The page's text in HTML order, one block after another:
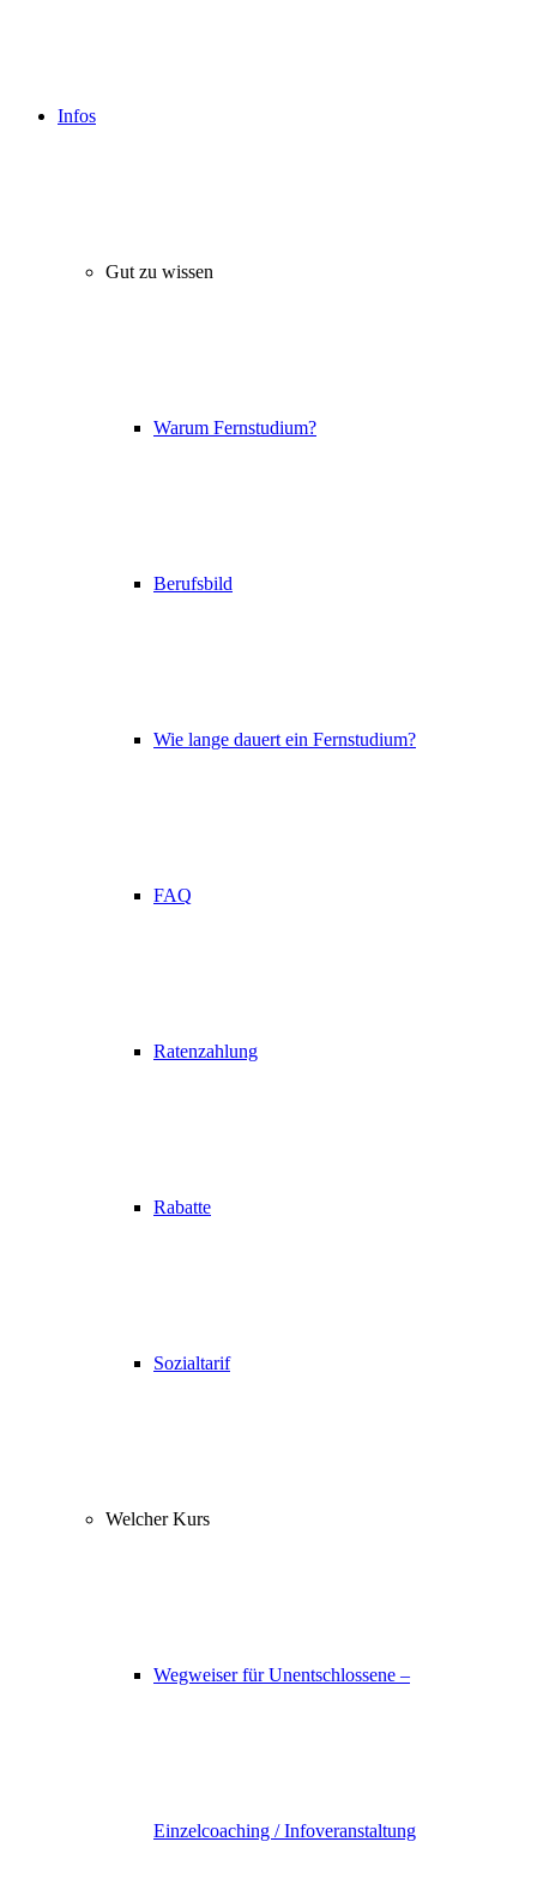
Infos
Gut zu wissen
Warum Fernstudium?
Berufsbild
Wie lange dauert ein Fernstudium?
FAQ
Ratenzahlung
Rabatte
Sozialtarif
Welcher Kurs
Wegweiser für Unentschlossene –
Einzelcoaching / Infoveranstaltung